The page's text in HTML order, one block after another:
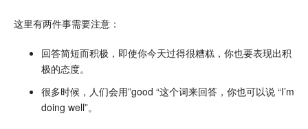
这里有两件事需要注意：
回答简短而积极，即使你今天过得很糟糕，你也要表现出积
极的态度。
很多时候，人们会用”good “这个词来回答，你也可以说 “I’m
doing well”。